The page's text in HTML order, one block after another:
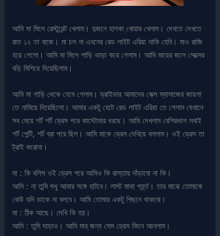
আমি মা মিলে রেস্টুরেন্ট খেলাম। দুজনে হালকা খোয়ার খেলাম। দেখতে দেখতে
রাত ১২ তা বাজে। মা চল না এখনের রেড লাইট এরিয়া নাকি হেবি। মাও রাজি
হয়ে গেলো। আমি মা মিলে গাড়ি ভাড়া করে গেলাম। আমি মায়ের জলে সেক্সের
বড়ি মিশিয়ে দিয়েছিলাম।
আমি মা গাড়ি থেকে নেমে গেলাম। ড্রাইভার আমাদের সেক্স ম্যাসাজের জায়গা
তে নামিয়ে দিয়েছিলো। আমার একটু হেটে রেড লাইট এরিয়া তে গেলাম যেখানে
সব মেয়ে শর্ট শর্ট ড্রেস পরে কাস্টোমার ধরছে। আমি দেখলাম বেশিরভাগ সবাই
শর্ট পেন্টি, শর্ট ব্রা পরে ছিল। আমি মাকে ড্রেস দেখিয়ে বললাম। ওই ড্রেস তা
ট্রাই করোনা।
মা : কি বলিস ওই ড্রেস পরে আমিও কি রাস্তায় দাঁড়াবো না কি।
আমি : না তুমি শুধু আমার সঙ্গে হাটবে। লাস্ট মাথা পর্য্ন্ত। তার মাঝে তোমাকে
কেউ যদি ডাকে না বলবে। আমি তোমার একটু পিছনে থাকবো।
মা : ঠিক আছে। দেখি কি হয়।
আমি : তুমি দাড়াও। আমি মার্ জন্য সেম ড্রেস কিনে আনলাম।